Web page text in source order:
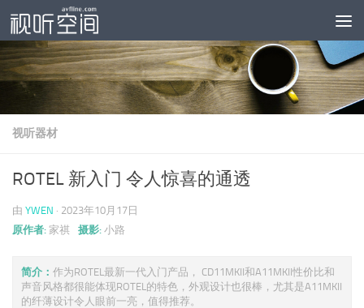
跳至内容
视听器材
ROTEL 新入门 令人惊喜的通透
由 YWEN · 2023年10月17日
原作者: 家祺 摄影: 小路
简介： 作为ROTEL最新一代入门产品， CD11MKII和A11MKII性价比和
声音风格都很能体现ROTEL的特色，外观设计也很棒，尤其是A11MKII
的纤薄设计令人眼前一亮，值得推荐。